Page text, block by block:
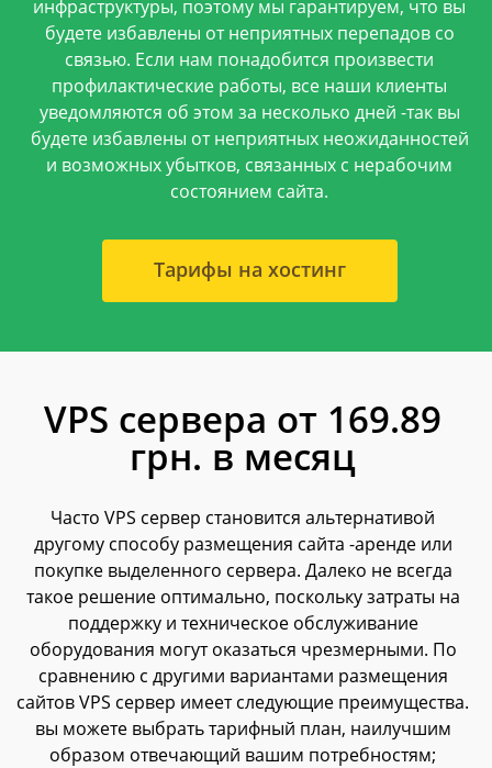
инфраструктуры, поэтому мы гарантируем, что вы
будете избавлены от неприятных перепадов со
связью. Если нам понадобится произвести
профилактические работы, все наши клиенты
уведомляются об этом за несколько дней -так вы
будете избавлены от неприятных неожиданностей
и возможных убытков, связанных с нерабочим
состоянием сайта.
Тарифы на хостинг
VPS сервера от 169.89
грн. в месяц
Часто VPS сервер становится альтернативой
другому способу размещения сайта -аренде или
покупке выделенного сервера. Далеко не всегда
такое решение оптимально, поскольку затраты на
поддержку и техническое обслуживание
оборудования могут оказаться чрезмерными. По
сравнению с другими вариантами размещения
сайтов VPS сервер имеет следующие преимущества.
вы можете выбрать тарифный план, наилучшим
образом отвечающий вашим потребностям;